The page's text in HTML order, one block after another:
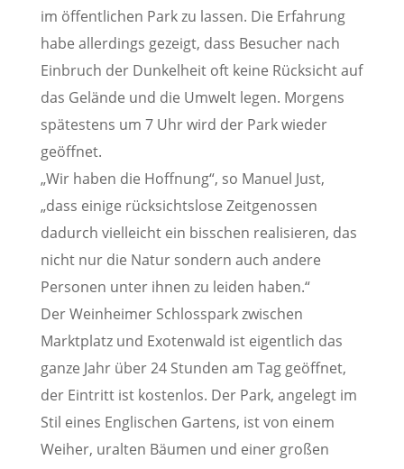
im öffentlichen Park zu lassen. Die Erfahrung
habe allerdings gezeigt, dass Besucher nach
Einbruch der Dunkelheit oft keine Rücksicht auf
das Gelände und die Umwelt legen. Morgens
spätestens um 7 Uhr wird der Park wieder
geöffnet.
„Wir haben die Hoffnung“, so Manuel Just,
„dass einige rücksichtslose Zeitgenossen
dadurch vielleicht ein bisschen realisieren, das
nicht nur die Natur sondern auch andere
Personen unter ihnen zu leiden haben.“
Der Weinheimer Schlosspark zwischen
Marktplatz und Exotenwald ist eigentlich das
ganze Jahr über 24 Stunden am Tag geöffnet,
der Eintritt ist kostenlos. Der Park, angelegt im
Stil eines Englischen Gartens, ist von einem
Weiher, uralten Bäumen und einer großen